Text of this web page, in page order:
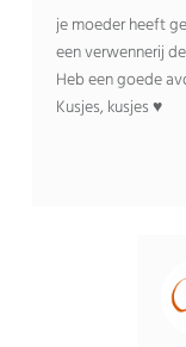
je moeder heeft
een verwennerij
Heb een goede
Kusjes, kusjes ♥